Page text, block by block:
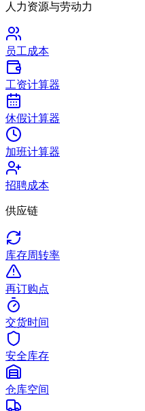
人力资源与劳动力
员工成本
工资计算器
休假计算器
加班计算器
招聘成本
供应链
库存周转率
再订购点
交货时间
安全库存
仓库空间